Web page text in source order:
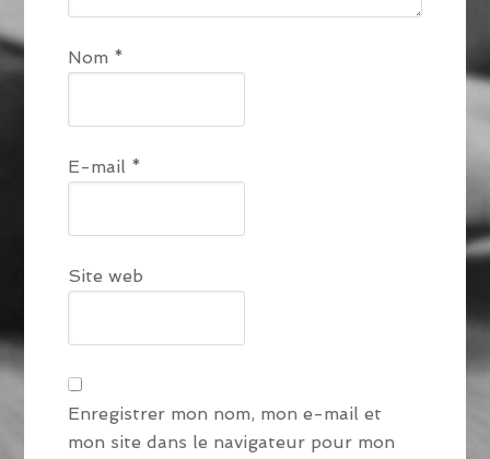
Nom *
E-mail *
Site web
Enregistrer mon nom, mon e-mail et
mon site dans le navigateur pour mon